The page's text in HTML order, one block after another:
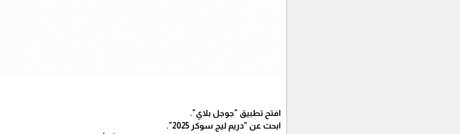
افتح تطبيق "جوجل بلاي".
ابحث عن "دريم ليج سوكر 2025".